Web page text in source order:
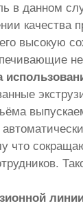
в данном
качества
высокую
что